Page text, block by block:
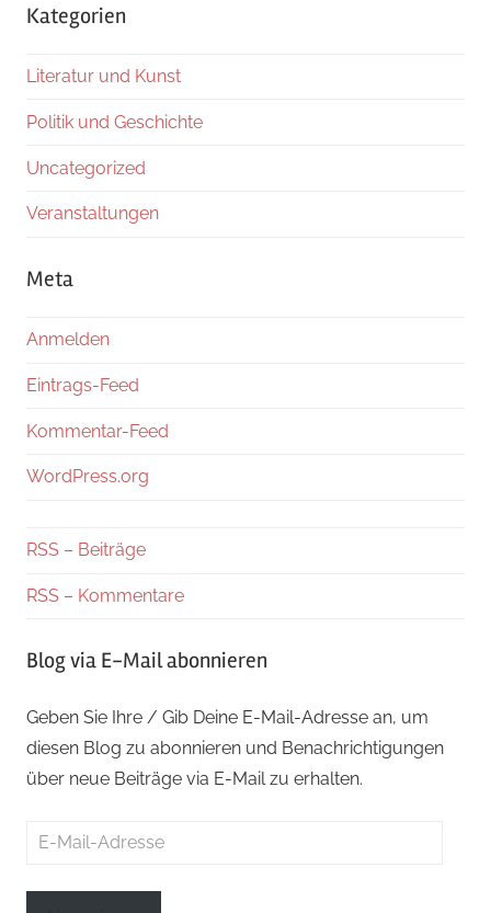
Kategorien
Literatur und Kunst
Politik und Geschichte
Uncategorized
Veranstaltungen
Meta
Anmelden
Eintrags-Feed
Kommentar-Feed
WordPress.org
RSS – Beiträge
RSS – Kommentare
Blog via E-Mail abonnieren
Geben Sie Ihre / Gib Deine E-Mail-Adresse an, um
diesen Blog zu abonnieren und Benachrichtigungen
über neue Beiträge via E-Mail zu erhalten.
E-
Adresse